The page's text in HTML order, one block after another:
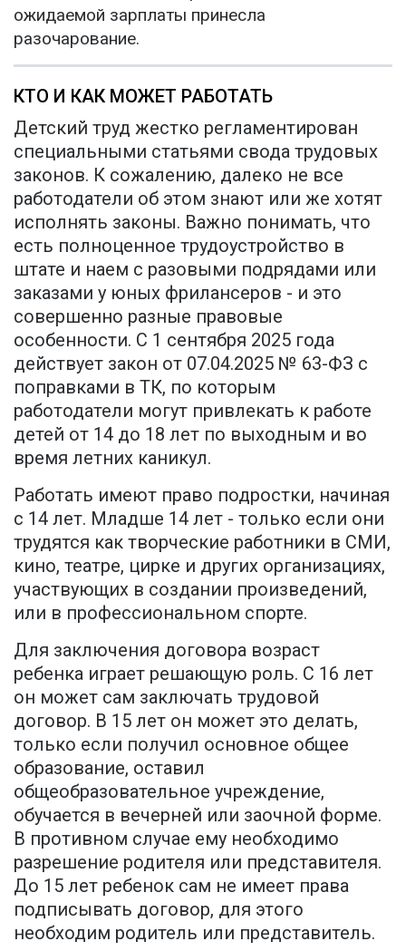
ожидаемой зарплаты принесла
разочарование.
КТО И КАК МОЖЕТ РАБОТАТЬ
Детский труд жестко регламентирован
специальными статьями свода трудовых
законов. К сожалению, далеко не все
работодатели об этом знают или же хотят
исполнять законы. Важно понимать, что
есть полноценное трудоустройство в
штате и наем с разовыми подрядами или
заказами у юных фрилансеров - и это
совершенно разные правовые
особенности. С 1 сентября 2025 года
действует закон от 07.04.2025 № 63-ФЗ с
поправками в ТК, по которым
работодатели могут привлекать к работе
детей от 14 до 18 лет по выходным и во
время летних каникул.
Работать имеют право подростки, начиная
с 14 лет. Младше 14 лет - только если они
трудятся как творческие работники в СМИ,
кино, театре, цирке и других организациях,
участвующих в создании произведений,
или в профессиональном спорте.
Для заключения договора возраст
ребенка играет решающую роль. С 16 лет
он может сам заключать трудовой
договор. В 15 лет он может это делать,
только если получил основное общее
образование, оставил
общеобразовательное учреждение,
обучается в вечерней или заочной форме.
В противном случае ему необходимо
разрешение родителя или представителя.
До 15 лет ребенок сам не имеет права
подписывать договор, для этого
необходим родитель или представитель.